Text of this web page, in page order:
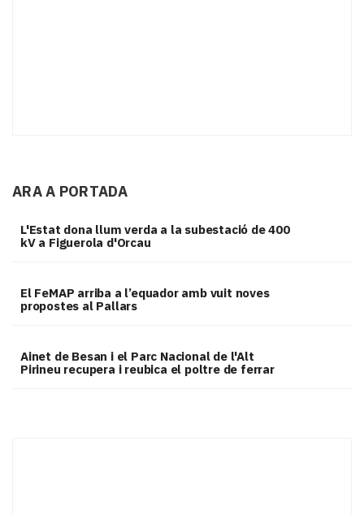
ARA A PORTADA
L'Estat dona llum verda a la subestació de 400
kV a Figuerola d'Orcau
El FeMAP arriba a l’equador amb vuit noves
propostes al Pallars
Ainet de Besan i el Parc Nacional de l'Alt
Pirineu recupera i reubica el poltre de ferrar